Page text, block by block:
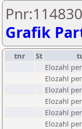
Grafik
tnr St
Elozahl
Elozahl
Elozahl
Elozahl
Elozahl
Elozahl